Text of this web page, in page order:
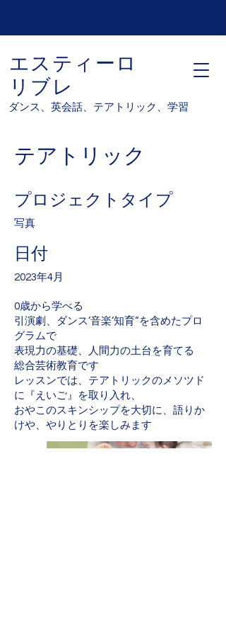
エスティーロ
リブレ
ダンス、英会話、テアトリック、学習
テアトリック
プロジェクトタイプ
写真
日付
2023年4月
0歳から学べる
引演劇、ダンス‘音楽‘知育“を含めたプロ
グラムで
表現力の基礎、人間力の土台を育てる
総合芸術教育です
レッスンでは、テアトリックのメソツド
に『えいご』を取り入れ、
おやこのスキンシップを大切に、語りか
けや、やりとりを楽しみます